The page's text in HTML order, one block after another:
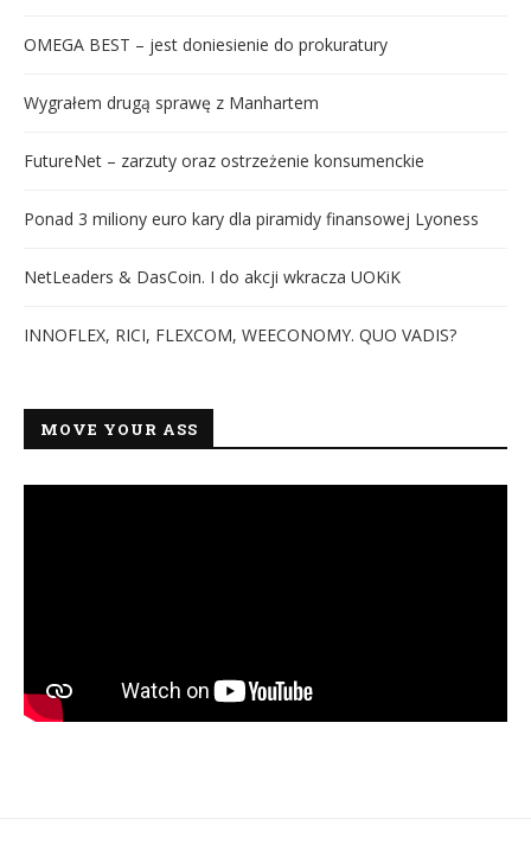
OMEGA BEST – jest doniesienie do prokuratury
Wygrałem drugą sprawę z Manhartem
FutureNet – zarzuty oraz ostrzeżenie konsumenckie
Ponad 3 miliony euro kary dla piramidy finansowej Lyoness
NetLeaders & DasCoin. I do akcji wkracza UOKiK
INNOFLEX, RICI, FLEXCOM, WEECONOMY. QUO VADIS?
MOVE YOUR ASS